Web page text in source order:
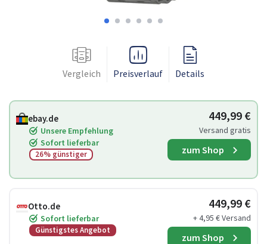
Vergleich Preisverlauf Details
ebay.de
Unsere Empfehlung
Sofort lieferbar
26% günstiger
449,99 €
Versand gratis
zum Shop
Otto.de
Sofort lieferbar
Günstigstes Angebot
449,99 €
+ 4,95 € Versand
zum Shop